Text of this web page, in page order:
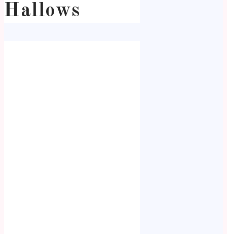
Hallows